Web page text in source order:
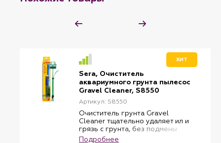
ХИТ
Sera, Очиститель
аквариумного грунта пылесос
Gravel Cleaner, S8550
Артикул: S8550
Очиститель грунта Gravel
Cleaner тщательно удаляет ил и
грязь с грунта, без подмены
воды в аквариуме. Пылесос для
Подробнее